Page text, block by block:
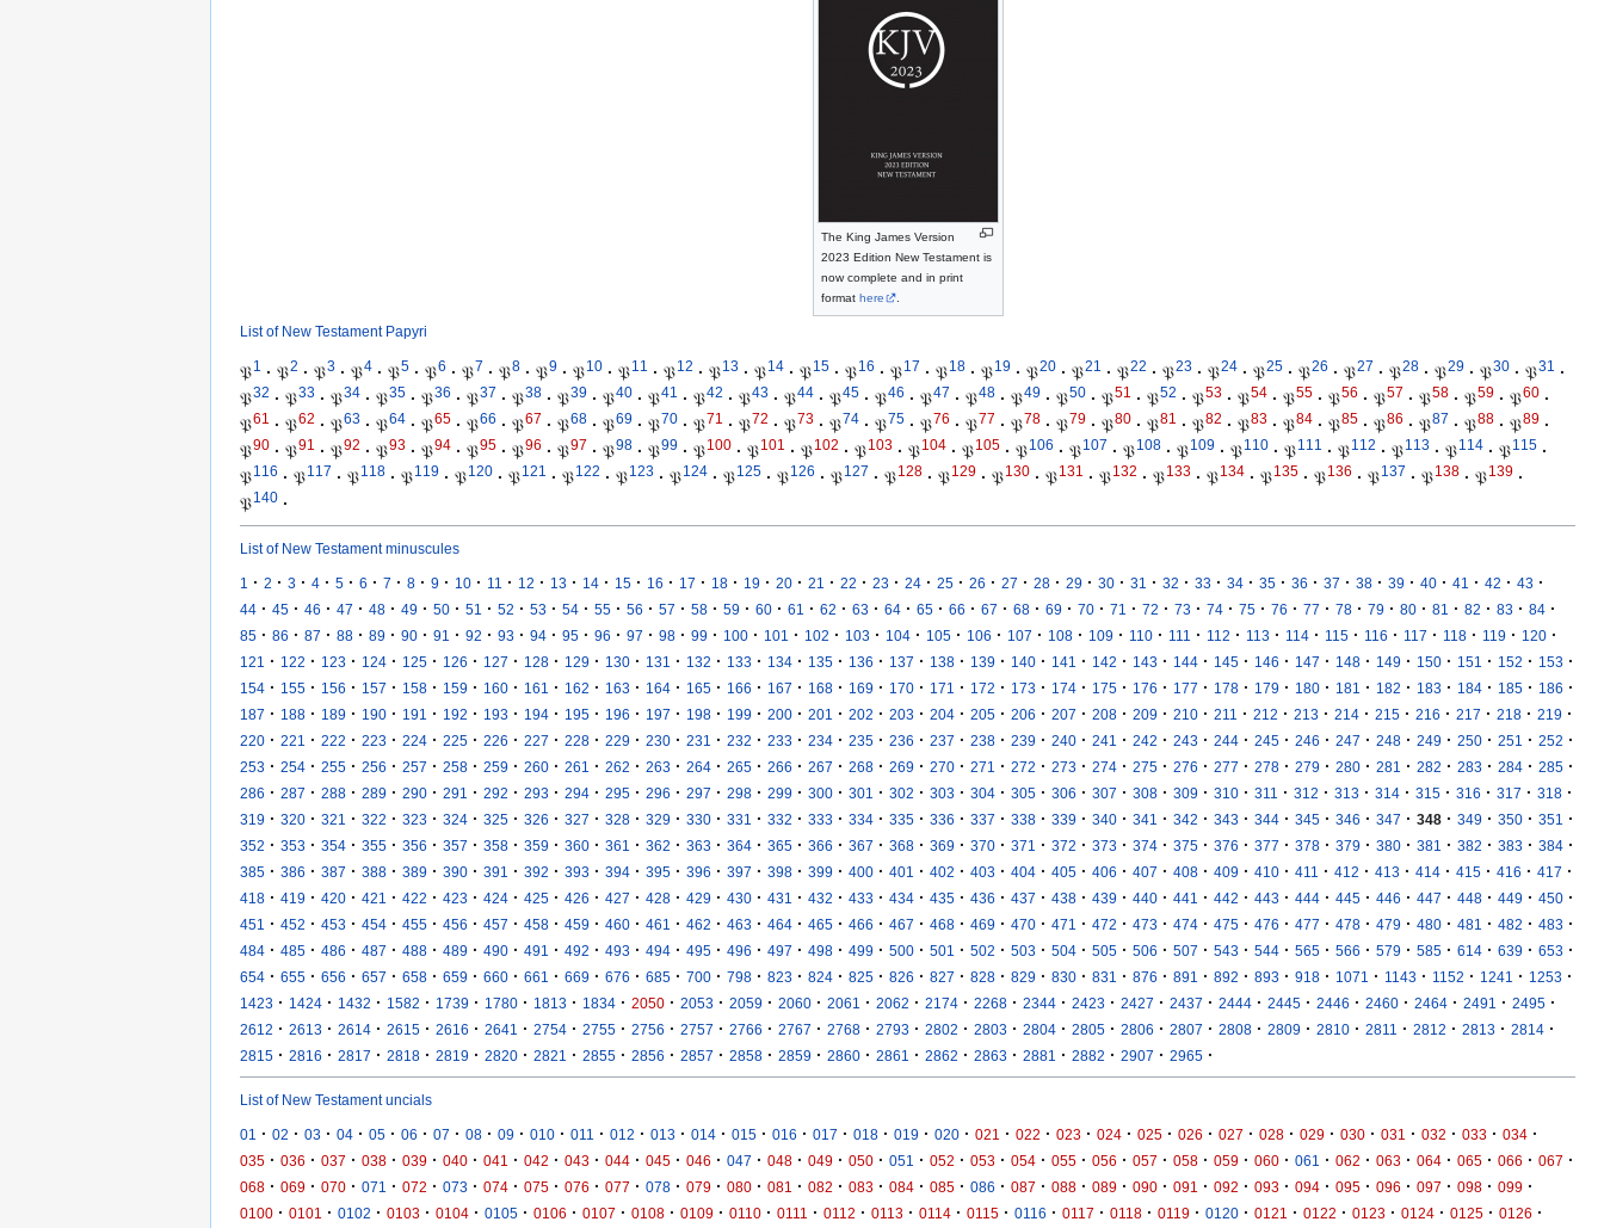
The King James Version
2023 Edition New Testament is
now complete and in print
format here .
List of New Testament Papyri
𝔓1 · 𝔓2 · 𝔓3 · 𝔓4 · 𝔓5 · 𝔓6 · 𝔓7 · 𝔓8 · 𝔓9 · 𝔓10 · 𝔓11 · 𝔓12 · 𝔓13 · 𝔓14 · 𝔓15 · 𝔓16 · 𝔓17 · 𝔓18 · 𝔓19 · 𝔓20 · 𝔓21 · 𝔓22 · 𝔓23 · 𝔓24 · 𝔓25 · 𝔓26 · 𝔓27 · 𝔓28 · 𝔓29 · 𝔓30 · 𝔓31
·
𝔓32 · 𝔓33 · 𝔓34 · 𝔓35 · 𝔓36 · 𝔓37 · 𝔓38 · 𝔓39 · 𝔓40 · 𝔓41 · 𝔓42 · 𝔓43 · 𝔓44 · 𝔓45 · 𝔓46 · 𝔓47 · 𝔓48 · 𝔓49 · 𝔓50 · 𝔓51 · 𝔓52 · 𝔓53 · 𝔓54 · 𝔓55 · 𝔓56 · 𝔓57 · 𝔓58 · 𝔓59 · 𝔓60 ·
𝔓61 · 𝔓62 · 𝔓63 · 𝔓64 · 𝔓65 · 𝔓66 · 𝔓67 · 𝔓68 · 𝔓69 · 𝔓70 · 𝔓71 · 𝔓72 · 𝔓73 · 𝔓74 · 𝔓75 · 𝔓76 · 𝔓77 · 𝔓78 · 𝔓79 · 𝔓80 · 𝔓81 · 𝔓82 · 𝔓83 · 𝔓84 · 𝔓85 · 𝔓86 · 𝔓87 · 𝔓88 · 𝔓89 ·
𝔓90 · 𝔓91 · 𝔓92 · 𝔓93 · 𝔓94 · 𝔓95 · 𝔓96 · 𝔓97 · 𝔓98 · 𝔓99 · 𝔓100 · 𝔓101 · 𝔓102 · 𝔓103 · 𝔓104 · 𝔓105 · 𝔓106 · 𝔓107 · 𝔓108 · 𝔓109 · 𝔓110 · 𝔓111 · 𝔓112 · 𝔓113 · 𝔓114 · 𝔓115 ·
𝔓116 · 𝔓117 · 𝔓118 · 𝔓119 · 𝔓120 · 𝔓121 · 𝔓122 · 𝔓123 · 𝔓124 · 𝔓125 · 𝔓126 · 𝔓127 · 𝔓128 · 𝔓129 · 𝔓130 · 𝔓131 · 𝔓132 · 𝔓133 · 𝔓134 · 𝔓135 · 𝔓136 · 𝔓137 · 𝔓138 · 𝔓139 ·
𝔓140 ·
List of New Testament minuscules
1 · 2 · 3 · 4 · 5 · 6 · 7 · 8 · 9 · 10 · 11 · 12 · 13 · 14 · 15 · 16 · 17 · 18 · 19 · 20 · 21 · 22 · 23 · 24 · 25 · 26 · 27 · 28 · 29 · 30 · 31 · 32 · 33 · 34 · 35 · 36 · 37 · 38 · 39 · 40 · 41 · 42 · 43 ·
44 · 45 · 46 · 47 · 48 · 49 · 50 · 51 · 52 · 53 · 54 · 55 · 56 · 57 · 58 · 59 · 60 · 61 · 62 · 63 · 64 · 65 · 66 · 67 · 68 · 69 · 70 · 71 · 72 · 73 · 74 · 75 · 76 · 77 · 78 · 79 · 80 · 81 · 82 · 83 · 84 ·
85 · 86 · 87 · 88 · 89 · 90 · 91 · 92 · 93 · 94 · 95 · 96 · 97 · 98 · 99 · 100 · 101 · 102 · 103 · 104 · 105 · 106 · 107 · 108 · 109 · 110 · 111 · 112 · 113 · 114 · 115 · 116 · 117 · 118 · 119 · 120 ·
121 · 122 · 123 · 124 · 125 · 126 · 127 · 128 · 129 · 130 · 131 · 132 · 133 · 134 · 135 · 136 · 137 · 138 · 139 · 140 · 141 · 142 · 143 · 144 · 145 · 146 · 147 · 148 · 149 · 150 · 151 · 152 · 153 ·
154 · 155 · 156 · 157 · 158 · 159 · 160 · 161 · 162 · 163 · 164 · 165 · 166 · 167 · 168 · 169 · 170 · 171 · 172 · 173 · 174 · 175 · 176 · 177 · 178 · 179 · 180 · 181 · 182 · 183 · 184 · 185 · 186 ·
187 · 188 · 189 · 190 · 191 · 192 · 193 · 194 · 195 · 196 · 197 · 198 · 199 · 200 · 201 · 202 · 203 · 204 · 205 · 206 · 207 · 208 · 209 · 210 · 211 · 212 · 213 · 214 · 215 · 216 · 217 · 218 · 219 ·
220 · 221 · 222 · 223 · 224 · 225 · 226 · 227 · 228 · 229 · 230 · 231 · 232 · 233 · 234 · 235 · 236 · 237 · 238 · 239 · 240 · 241 · 242 · 243 · 244 · 245 · 246 · 247 · 248 · 249 · 250 · 251 · 252 ·
253 · 254 · 255 · 256 · 257 · 258 · 259 · 260 · 261 · 262 · 263 · 264 · 265 · 266 · 267 · 268 · 269 · 270 · 271 · 272 · 273 · 274 · 275 · 276 · 277 · 278 · 279 · 280 · 281 · 282 · 283 · 284 · 285 ·
286 · 287 · 288 · 289 · 290 · 291 · 292 · 293 · 294 · 295 · 296 · 297 · 298 · 299 · 300 · 301 · 302 · 303 · 304 · 305 · 306 · 307 · 308 · 309 · 310 · 311 · 312 · 313 · 314 · 315 · 316 · 317 · 318 ·
319 · 320 · 321 · 322 · 323 · 324 · 325 · 326 · 327 · 328 · 329 · 330 · 331 · 332 · 333 · 334 · 335 · 336 · 337 · 338 · 339 · 340 · 341 · 342 · 343 · 344 · 345 · 346 · 347 · 348 · 349 · 350 · 351 ·
352 · 353 · 354 · 355 · 356 · 357 · 358 · 359 · 360 · 361 · 362 · 363 · 364 · 365 · 366 · 367 · 368 · 369 · 370 · 371 · 372 · 373 · 374 · 375 · 376 · 377 · 378 · 379 · 380 · 381 · 382 · 383 · 384 ·
385 · 386 · 387 · 388 · 389 · 390 · 391 · 392 · 393 · 394 · 395 · 396 · 397 · 398 · 399 · 400 · 401 · 402 · 403 · 404 · 405 · 406 · 407 · 408 · 409 · 410 · 411 · 412 · 413 · 414 · 415 · 416 · 417 ·
418 · 419 · 420 · 421 · 422 · 423 · 424 · 425 · 426 · 427 · 428 · 429 · 430 · 431 · 432 · 433 · 434 · 435 · 436 · 437 · 438 · 439 · 440 · 441 · 442 · 443 · 444 · 445 · 446 · 447 · 448 · 449 · 450 ·
451 · 452 · 453 · 454 · 455 · 456 · 457 · 458 · 459 · 460 · 461 · 462 · 463 · 464 · 465 · 466 · 467 · 468 · 469 · 470 · 471 · 472 · 473 · 474 · 475 · 476 · 477 · 478 · 479 · 480 · 481 · 482 · 483 ·
484 · 485 · 486 · 487 · 488 · 489 · 490 · 491 · 492 · 493 · 494 · 495 · 496 · 497 · 498 · 499 · 500 · 501 · 502 · 503 · 504 · 505 · 506 · 507 · 543 · 544 · 565 · 566 · 579 · 585 · 614 · 639 · 653 ·
654 · 655 · 656 · 657 · 658 · 659 · 660 · 661 · 669 · 676 · 685 · 700 · 798 · 823 · 824 · 825 · 826 · 827 · 828 · 829 · 830 · 831 · 876 · 891 · 892 · 893 · 918 · 1071 · 1143 · 1152 · 1241 · 1253 ·
1423 · 1424 · 1432 · 1582 · 1739 · 1780 · 1813 · 1834 · 2050 · 2053 · 2059 · 2060 · 2061 · 2062 · 2174 · 2268 · 2344 · 2423 · 2427 · 2437 · 2444 · 2445 · 2446 · 2460 · 2464 · 2491 · 2495 ·
2612 · 2613 · 2614 · 2615 · 2616 · 2641 · 2754 · 2755 · 2756 · 2757 · 2766 · 2767 · 2768 · 2793 · 2802 · 2803 · 2804 · 2805 · 2806 · 2807 · 2808 · 2809 · 2810 · 2811 · 2812 · 2813 · 2814 ·
2815 · 2816 · 2817 · 2818 · 2819 · 2820 · 2821 · 2855 · 2856 · 2857 · 2858 · 2859 · 2860 · 2861 · 2862 · 2863 · 2881 · 2882 · 2907 · 2965 ·
List of New Testament uncials
01 · 02 · 03 · 04 · 05 · 06 · 07 · 08 · 09 · 010 · 011 · 012 · 013 · 014 · 015 · 016 · 017 · 018 · 019 · 020 · 021 · 022 · 023 · 024 · 025 · 026 · 027 · 028 · 029 · 030 · 031 · 032 · 033 · 034 ·
035 · 036 · 037 · 038 · 039 · 040 · 041 · 042 · 043 · 044 · 045 · 046 · 047 · 048 · 049 · 050 · 051 · 052 · 053 · 054 · 055 · 056 · 057 · 058 · 059 · 060 · 061 · 062 · 063 · 064 · 065 · 066 · 067 ·
068 · 069 · 070 · 071 · 072 · 073 · 074 · 075 · 076 · 077 · 078 · 079 · 080 · 081 · 082 · 083 · 084 · 085 · 086 · 087 · 088 · 089 · 090 · 091 · 092 · 093 · 094 · 095 · 096 · 097 · 098 · 099 ·
0100 · 0101 · 0102 · 0103 · 0104 · 0105 · 0106 · 0107 · 0108 · 0109 · 0110 · 0111 · 0112 · 0113 · 0114 · 0115 · 0116 · 0117 · 0118 · 0119 · 0120 · 0121 · 0122 · 0123 · 0124 · 0125 · 0126 ·